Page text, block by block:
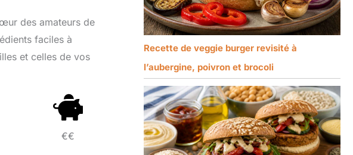
des amateurs de
faciles à
et celles de vos
€€
Recette de veggie burger revisité à
l’aubergine, poivron et brocoli